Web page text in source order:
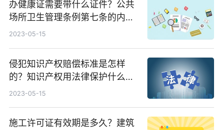
办健康证需要带什么证件？公共
场所卫生管理条例第七条的内容
是什么？
2023-05-15
侵犯知识产权赔偿标准是怎样
的？知识产权用法律保护什么劳
动成果？
2023-05-15
施工许可证有效期是多久？建筑